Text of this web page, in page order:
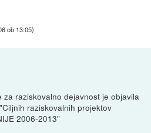
ob 13:05)
za raziskovalno dejavnost je objavila
raziskovalnih projektov
2006-2013"